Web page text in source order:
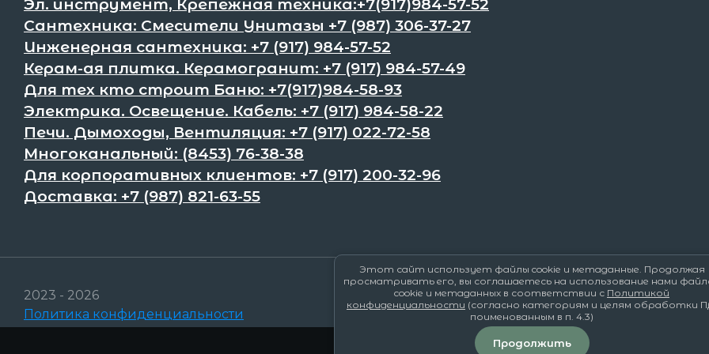
Корзина 0
Эл. инструмент, Крепёжная техника:+7(917)984-57-52
Сантехника: Смесители Унитазы +7 (987) 306-37-27
Инженерная сантехника: +7 (917) 984-57-52
Керам-ая плитка. Керамогранит: +7 (917) 984-57-49
Для тех кто строит Баню: +7(917)984-58-93
Электрика. Освещение. Кабель: +7 (917) 984-58-22
Печи. Дымоходы, Вентиляция: +7 (917) 022-72-58
Многоканальный: (8453) 76-38-38
Для корпоративных клиентов: +7 (917) 200-32-96
Доставка: +7 (987) 821-63-55
2023 - 2026
Политика конфиденциальности
Этот сайт использует файлы cookie и метаданные. Продолжая
просматривать его, вы соглашаетесь на использование нами
cookie и метаданных в соответствии с Политикой
конфиденциальности (согласно категориям и целям обработки
поименованным в п. 4.3)
Продолжить